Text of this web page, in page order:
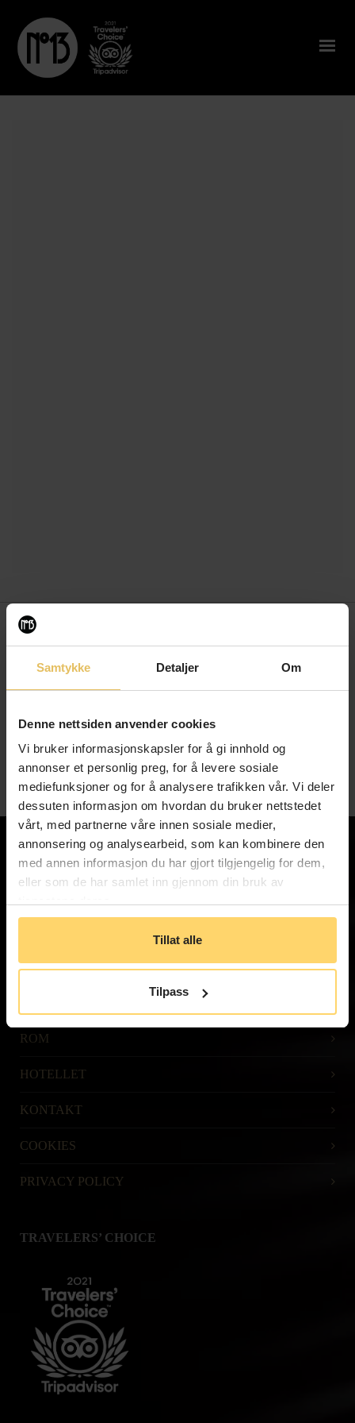
Samtykke Detaljer Om
Denne nettsiden anvender cookies
Vi bruker informasjonskapsler for å gi innhold og
annonser et personlig preg, for å levere sosiale
mediefunksjoner og for å analysere trafikken vår. Vi deler
dessuten informasjon om hvordan du bruker nettstedet
vårt, med partnerne våre innen sosiale medier,
annonsering og analysearbeid, som kan kombinere den
med annen informasjon du har gjort tilgjengelig for dem,
eller som de har samlet inn gjennom din bruk av
Tillat alle
Tilpass
Newsletter
Jeg ønsker å motta tilbud og informasjon fra Hotel No13. Jeg
har lest og akseptertterms & conditions
Hotel No 13 is the urban heart of Bergen, close
to all the sights and happenings.
ROM
HOTELLET
KONTAKT
COOKIES
PRIVACY POLICY
TRAVELERS’ CHOICE